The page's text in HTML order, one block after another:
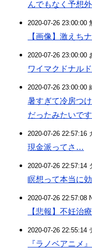
んでもなく予想外
2020-07-26 23:00:00
【画像】激えち
2020-07-26 23:00:00
ワイマクドナル
2020-07-26 23:00:00
暑すぎて冷房つ
だったみたいで
2020-07-26 22:57:16
現金派ってさ…
2020-07-26 22:57:14
瞑想って本当に
2020-07-26 22:57:08
【悲報】不妊治
2020-07-26 22:55:14
『ラノベアニメ